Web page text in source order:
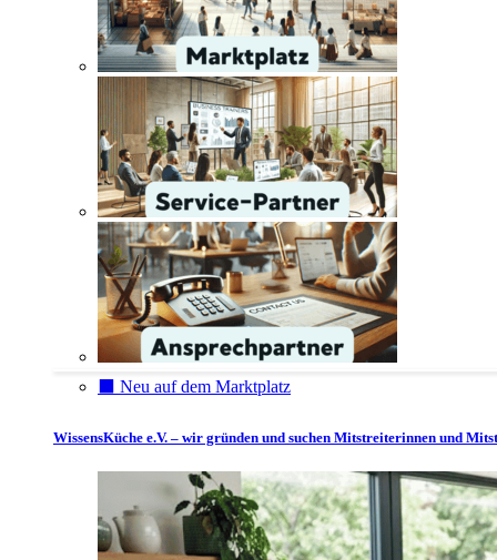
⬛️ Neu auf dem Marktplatz
WissensKüche e.V. – wir gründen und suchen Mitstreiterinnen und